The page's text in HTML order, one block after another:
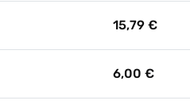
15,79 €
6,00 €